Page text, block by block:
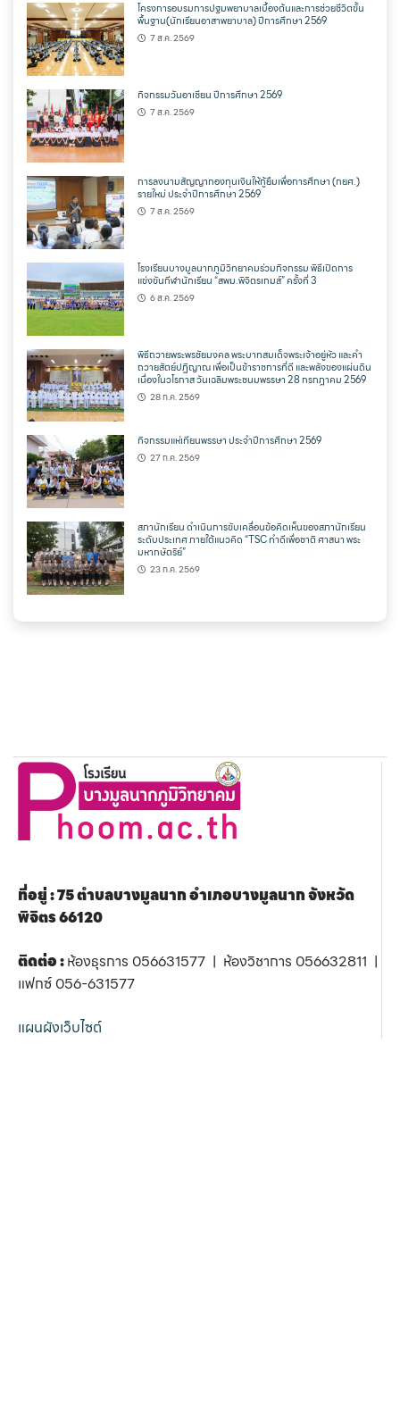
โครงการอบรมการปฐมพยาบาลเบื้องต้นและการช่วยชีวิตขั้น
พื้นฐาน(นักเรียนอาสาพยาบาล) ปีการศึกษา 2569
7 ส.ค. 2569
กิจกรรมวันอาเซียน ปีการศึกษา 2569
7 ส.ค. 2569
การลงนามสัญญากองทุนเงินให้กู้ยืมเพื่อการศึกษา (กยศ.)
รายใหม่ ประจำปีการศึกษา 2569
7 ส.ค. 2569
โรงเรียนบางมูลนากภูมิวิทยาคมร่วมกิจกรรม พิธีเปิดการ
แข่งขันกีฬานักเรียน “สพม.พิจิตรเกมส์” ครั้งที่ 3
6 ส.ค. 2569
พิธีถวายพระพรชัยมงคล พระบาทสมเด็จพระเจ้าอยู่หัว และคำ
ถวายสัตย์ปฏิญาณ เพื่อเป็นข้าราชการที่ดี และพลังของแผ่นดิน
เนื่องในวโรกาส วันเฉลิมพระชนมพรรษา 28 กรกฎาคม 2569
28 ก.ค. 2569
กิจกรรมแห่เทียนพรรษา ประจำปีการศึกษา 2569
27 ก.ค. 2569
สภานักเรียน ดำเนินการขับเคลื่อนข้อคิดเห็นของสภานักเรียน
ระดับประเทศ ภายใต้แนวคิด “TSC ทำดีเพื่อชาติ ศาสนา พระ
มหากษัตริย์”
23 ก.ค. 2569
ที่อยู่ : 75 ตำบลบางมูลนาก อำเภอบางมูลนาก จังหวัด
พิจิตร 66120
ติดต่อ :ห้องธุรการ 056631577 | ห้องวิชาการ 056632811 |
แฟกซ์ 056-631577
แผนผังเว็บไซต์